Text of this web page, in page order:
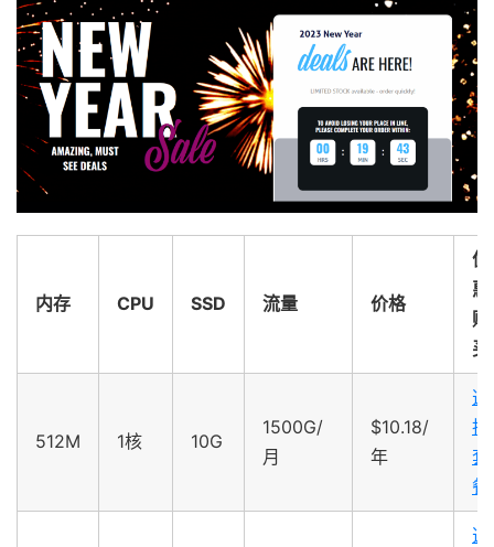
内存 CPU SSD 流量 价格
优
惠
购
买
512M 1核 10G
1500G/
月
$10.18/
年
选
择
套
餐
选